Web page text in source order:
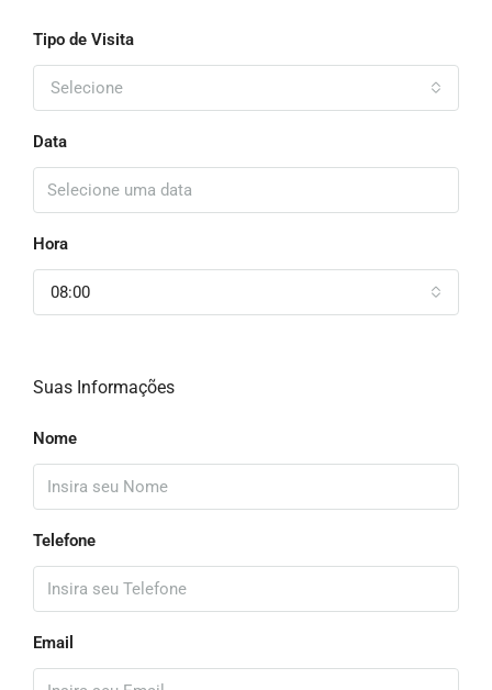
Tipo de Visita
Selecione
Data
Hora
08:00
Suas Informações
Nome
Telefone
Email